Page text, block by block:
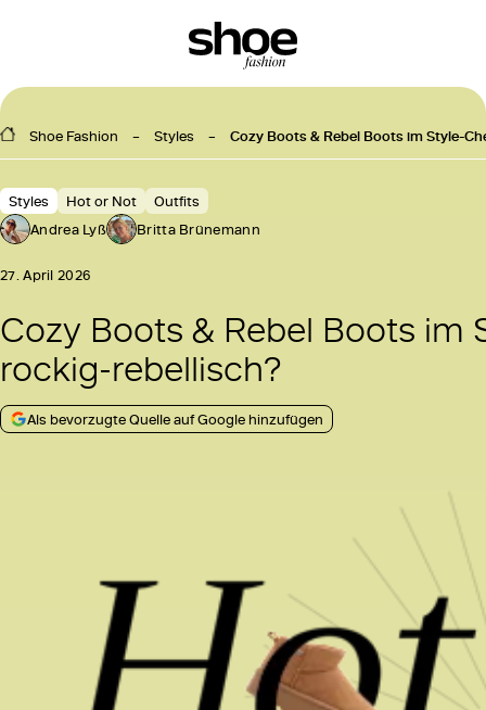
Shoe Fashion Styles Cozy Boots & Rebel Boots im Style-
Styles Hot or Not
Outfits
Andrea Lyß
Britta Brünemann
27. April 2026
Cozy Boots & Rebel Boots
rockig-rebellisch?
Als bevorzugte Quelle auf Google hinzufügen